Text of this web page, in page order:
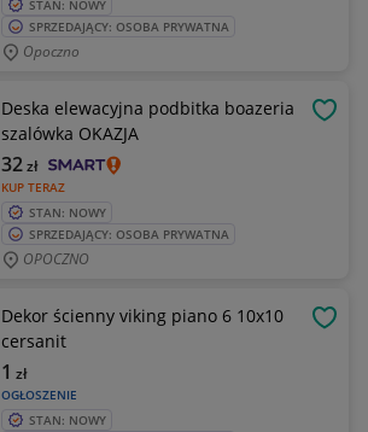
STAN: NOWY
SPRZEDAJĄCY: OSOBA PRYWATNA
Opoczno
Deska elewacyjna podbitka boazeria
szalówka OKAZJA
KUP TERAZ
32zł
STAN: NOWY
SPRZEDAJĄCY: OSOBA PRYWATNA
OPOCZNO
Dekor ścienny viking piano 6 10x10
cersanit
OGŁOSZENIE
1 zł
STAN: NOWY